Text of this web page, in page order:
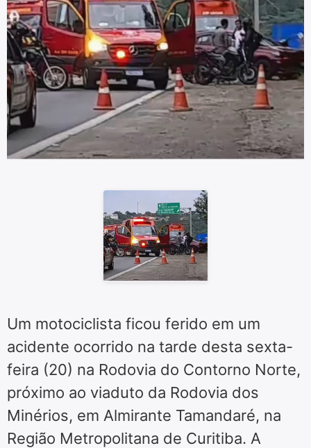
Um motociclista ficou ferido em um
acidente ocorrido na tarde desta sexta-
feira (20) na Rodovia do Contorno Norte,
próximo ao viaduto da Rodovia dos
Minérios, em Almirante Tamandaré, na
Região Metropolitana de Curitiba. A